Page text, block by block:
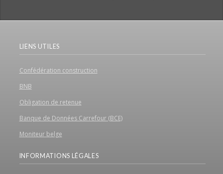
LIENS UTILES
Confédération construction
BNB
Obligation de retenue
Banque de Données Carrefour (BCE)
Moniteur belge
INFORMATIONS LÉGALES